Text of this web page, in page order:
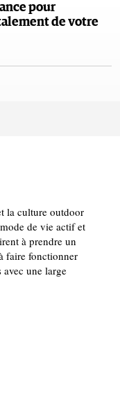
pour
de votre
la culture outdoor
de vie actif et
à prendre un
faire fonctionner
avec une large